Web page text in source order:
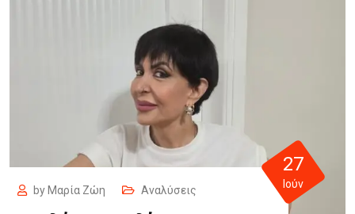
by Μαρία Ζώη Αναλύσεις
27
Ιούν